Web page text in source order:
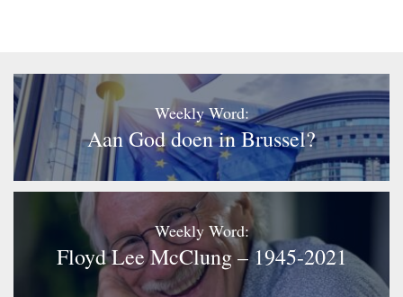
Weekly Word:
Aan God doen in Brussel?
Weekly Word:
Floyd Lee McClung – 1945-2021